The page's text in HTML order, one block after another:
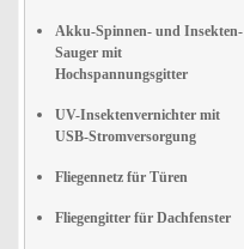
Akku-Spinnen- und Insekten-
Sauger mit
Hochspannungsgitter
UV-Insektenvernichter mit
USB-Stromversorgung
Fliegennetz für Türen
Fliegengitter für Dachfenster